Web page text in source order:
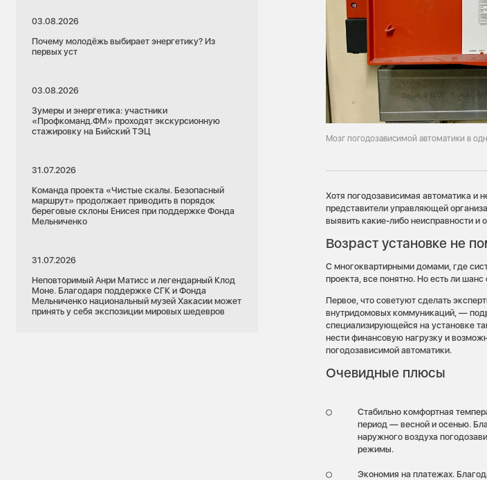
03.08.2026
Почему молодёжь выбирает энергетику? Из
первых уст
03.08.2026
Зумеры и энергетика: участники
«Профкоманд.ФМ» проходят экскурсионную
стажировку на Бийский ТЭЦ
31.07.2026
Команда проекта «Чистые скалы. Безопасный
маршрут» продолжает приводить в порядок
береговые склоны Енисея при поддержке Фонда
Мельниченко
31.07.2026
Неповторимый Анри Матисс и легендарный Клод
Моне. Благодаря поддержке СГК и Фонда
Мельниченко национальный музей Хакасии может
принять у себя экспозиции мировых шедевров
Мозг погодозависимой автоматики в
Хотя погодозависимая автоматика и
представители управляющей
выявить какие-либо неисправности и
Возраст установке не
С многоквартирными домами, где
проекта, все понятно. Но есть ли
Первое, что советуют сделать
внутридомовых коммуникаций, —
специализирующейся на установке
нести финансовую нагрузку и
погодозависимой автоматики.
Очевидные плюсы
Стабильно комфортная
период — весной и осенью.
наружного воздуха
режимы.
Экономия на платежах.